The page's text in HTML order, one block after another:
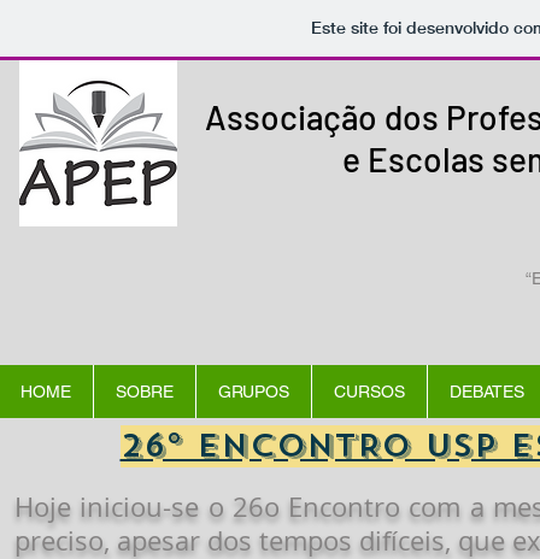
Este site foi desenvolvido
Associação dos
e Escolas
HOME SOBRE GRUPOS CURSOS DEBATES
26° ENCONTRO USP
Hoje iniciou-se o 26o Encontro com a
preciso, apesar dos tempos difíceis, que